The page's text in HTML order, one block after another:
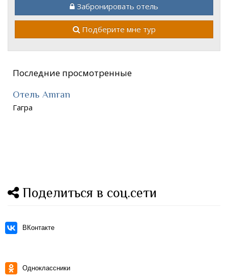
Забронировать отель
Подберите мне тур
Последние просмотренные
Отель Amran
Гагра
Поделиться в соц.сети
ВКонтакте
Одноклассники